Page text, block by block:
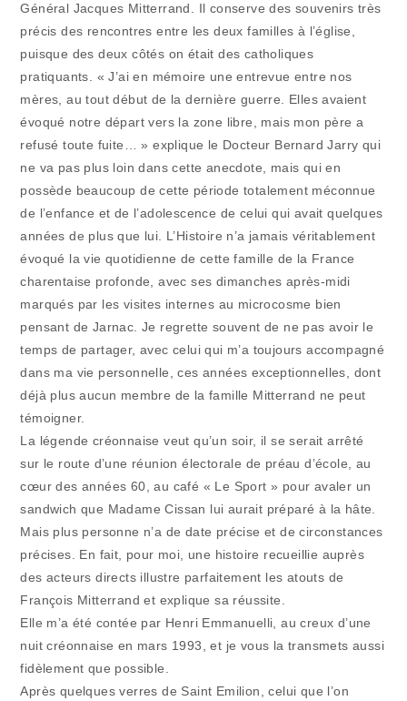
Général Jacques Mitterrand. Il conserve des souvenirs très
précis des rencontres entre les deux familles à l’église,
puisque des deux côtés on était des catholiques
pratiquants. « J’ai en mémoire une entrevue entre nos
mères, au tout début de la dernière guerre. Elles avaient
évoqué notre départ vers la zone libre, mais mon père a
refusé toute fuite… » explique le Docteur Bernard Jarry qui
ne va pas plus loin dans cette anecdote, mais qui en
possède beaucoup de cette période totalement méconnue
de l’enfance et de l’adolescence de celui qui avait quelques
années de plus que lui. L’Histoire n’a jamais véritablement
évoqué la vie quotidienne de cette famille de la France
charentaise profonde, avec ses dimanches après-midi
marqués par les visites internes au microcosme bien
pensant de Jarnac. Je regrette souvent de ne pas avoir le
temps de partager, avec celui qui m’a toujours accompagné
dans ma vie personnelle, ces années exceptionnelles, dont
déjà plus aucun membre de la famille Mitterrand ne peut
témoigner.
La légende créonnaise veut qu’un soir, il se serait arrêté
sur le route d’une réunion électorale de préau d’école, au
cœur des années 60, au café « Le Sport » pour avaler un
sandwich que Madame Cissan lui aurait préparé à la hâte.
Mais plus personne n’a de date précise et de circonstances
précises. En fait, pour moi, une histoire recueillie auprès
des acteurs directs illustre parfaitement les atouts de
François Mitterrand et explique sa réussite.
Elle m’a été contée par Henri Emmanuelli, au creux d’une
nuit créonnaise en mars 1993, et je vous la transmets aussi
fidèlement que possible.
Après quelques verres de Saint Emilion, celui que l’on